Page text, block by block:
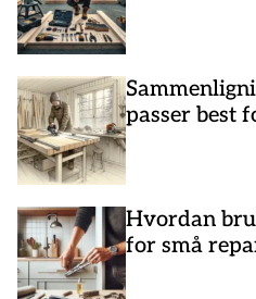
passer best
Hvordan
for små